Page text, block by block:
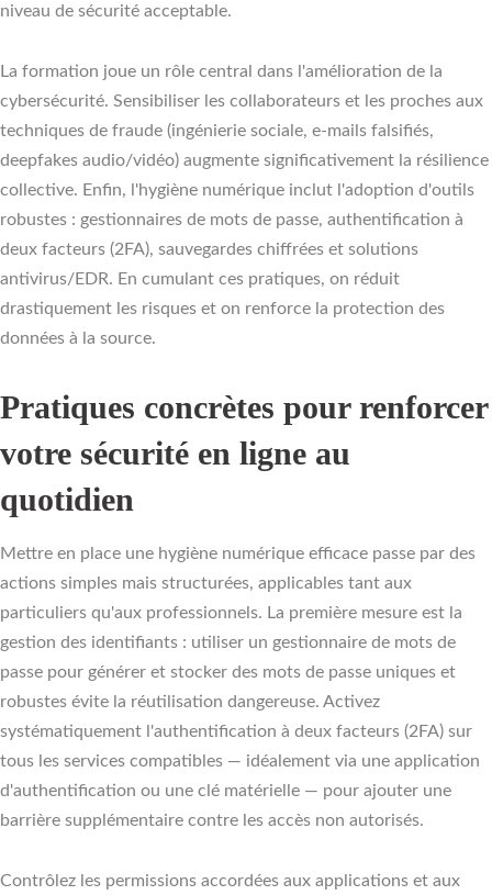
niveau de sécurité acceptable.
La formation joue un rôle central dans l'amélioration de la
cybersécurité. Sensibiliser les collaborateurs et les proches aux
techniques de fraude (ingénierie sociale, e-mails falsifiés,
deepfakes audio/vidéo) augmente significativement la résilience
collective. Enfin, l'hygiène numérique inclut l'adoption d'outils
robustes : gestionnaires de mots de passe, authentification à
deux facteurs (2FA), sauvegardes chiffrées et solutions
antivirus/EDR. En cumulant ces pratiques, on réduit
drastiquement les risques et on renforce la protection des
données à la source.
Pratiques concrètes pour renforcer
votre sécurité en ligne au
quotidien
Mettre en place une hygiène numérique efficace passe par des
actions simples mais structurées, applicables tant aux
particuliers qu'aux professionnels. La première mesure est la
gestion des identifiants : utiliser un gestionnaire de mots de
passe pour générer et stocker des mots de passe uniques et
robustes évite la réutilisation dangereuse. Activez
systématiquement l'authentification à deux facteurs (2FA) sur
tous les services compatibles — idéalement via une application
d'authentification ou une clé matérielle — pour ajouter une
barrière supplémentaire contre les accès non autorisés.
Contrôlez les permissions accordées aux applications et aux